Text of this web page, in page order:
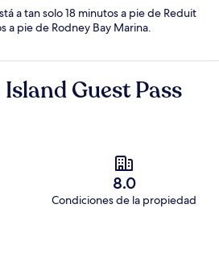
a tan solo 18 minutos a pie de Reduit
a pie de Rodney Bay Marina.
Guest Pass
8.0
Condiciones de la propiedad